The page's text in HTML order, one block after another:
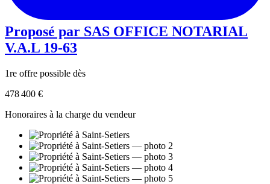
Proposé par SAS OFFICE NOTARIAL
V.A.L 19-63
1re offre possible dès
478 400 €
Honoraires à la charge du vendeur